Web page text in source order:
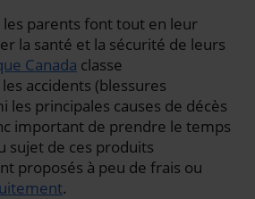
les parents font tout en leur
la santé et la sécurité de leurs
Canada classe
accidents (blessures
les principales causes de décès
important de prendre le temps
sujet de ces produits
proposés à peu de frais ou
.